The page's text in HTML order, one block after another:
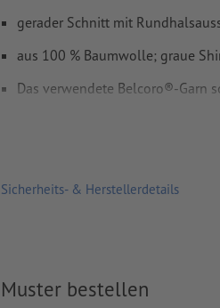
gerader Schnitt mit
aus 100 % Baumwolle; graue
Das verwendete Belcoro®-Garn
nach Wahl Vorder- und/oder
Waschbar bei maximal 30 °C.
Verarbeitung: Siebdruck
Sicherheits- & Herstellerdetails
Muster bestellen